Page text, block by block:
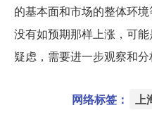
的基本面和市场的整体环
没有如预期那样上涨，可
疑虑，需要进一步观察和分
网络标签： 上